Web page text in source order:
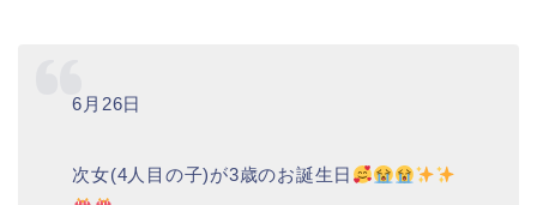
6月26日
次女(4人目の子)が3歳のお誕生日